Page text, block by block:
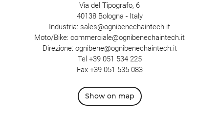
Via del Tipografo, 6
40138 Bologna - Italy
Industria: sales@ognibenechaintech.it
Moto/Bike: commerciale@ognibenechaintech.it
Direzione: ognibene@ognibenechaintech.it
Tel +39 051 534 225
Fax +39 051 535 083
Show on map